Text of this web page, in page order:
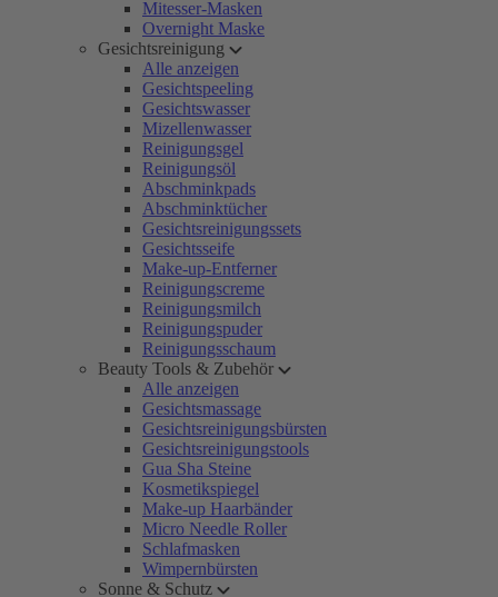
Mitesser-Masken
Overnight Maske
Gesichtsreinigung
Alle anzeigen
Gesichtspeeling
Gesichtswasser
Mizellenwasser
Reinigungsgel
Reinigungsöl
Abschminkpads
Abschminktücher
Gesichtsreinigungssets
Gesichtsseife
Make-up-Entferner
Reinigungscreme
Reinigungsmilch
Reinigungspuder
Reinigungsschaum
Beauty Tools & Zubehör
Alle anzeigen
Gesichtsmassage
Gesichtsreinigungsbürsten
Gesichtsreinigungstools
Gua Sha Steine
Kosmetikspiegel
Make-up Haarbänder
Micro Needle Roller
Schlafmasken
Wimpernbürsten
Sonne & Schutz